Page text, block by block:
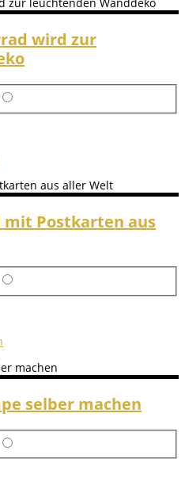
wird zur
Postkarten aus
selber machen